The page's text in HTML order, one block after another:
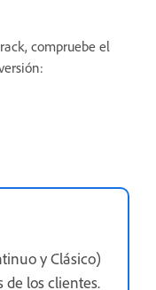
compruebe el
y Clásico)
de los clientes.